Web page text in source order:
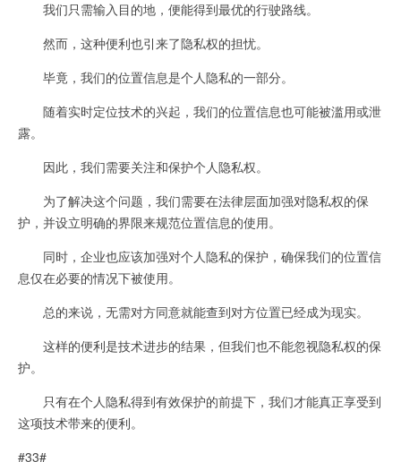
我们只需输入目的地，便能得到最优的行驶路线。
然而，这种便利也引来了隐私权的担忧。
毕竟，我们的位置信息是个人隐私的一部分。
随着实时定位技术的兴起，我们的位置信息也可能被滥用或泄
露。
因此，我们需要关注和保护个人隐私权。
为了解决这个问题，我们需要在法律层面加强对隐私权的保
护，并设立明确的界限来规范位置信息的使用。
同时，企业也应该加强对个人隐私的保护，确保我们的位置信
息仅在必要的情况下被使用。
总的来说，无需对方同意就能查到对方位置已经成为现实。
这样的便利是技术进步的结果，但我们也不能忽视隐私权的保
护。
只有在个人隐私得到有效保护的前提下，我们才能真正享受到
这项技术带来的便利。
#33#